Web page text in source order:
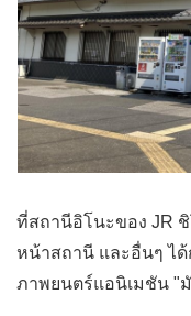
ที่สถานีอิโนะของ JR
หน้าสถานี และอื่นๆ ไ
ภาพยนตร์แอนิเมชัน "